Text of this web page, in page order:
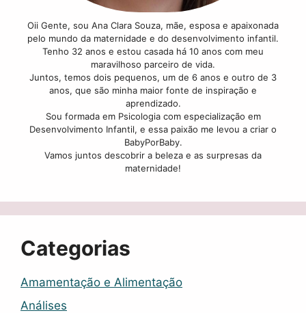
Oii Gente, sou Ana Clara Souza, mãe, esposa e apaixonada
pelo mundo da maternidade e do desenvolvimento infantil.
Tenho 32 anos e estou casada há 10 anos com meu
maravilhoso parceiro de vida.
Juntos, temos dois pequenos, um de 6 anos e outro de 3
anos, que são minha maior fonte de inspiração e
aprendizado.
Sou formada em Psicologia com especialização em
Desenvolvimento Infantil, e essa paixão me levou a criar o
BabyPorBaby.
Vamos juntos descobrir a beleza e as surpresas da
maternidade!
Categorias
Amamentação e Alimentação
Análises